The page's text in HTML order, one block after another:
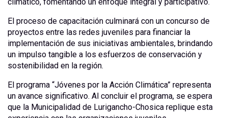
El proceso de capacitación culminará con un concurso de
proyectos entre las redes juveniles para financiar la
implementación de sus iniciativas ambientales, brindando
un impulso tangible a los esfuerzos de conservación y
sostenibilidad en la región.
El programa “Jóvenes por la Acción Climática” representa
un avance significativo. Al concluir el programa, se espera
que la Municipalidad de Lurigancho-Chosica replique esta